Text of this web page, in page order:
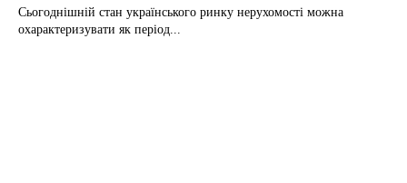
Сьогоднішній стан українського ринку нерухомості можна
охарактеризувати як період...